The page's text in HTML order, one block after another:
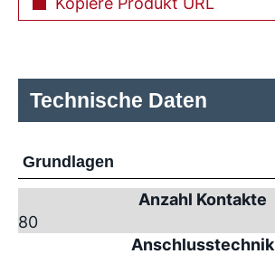
Technische Daten
Grundlagen
Anzahl Kontakte
80
Anschlusstechnik